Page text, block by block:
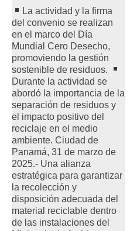
La actividad y la firma
del convenio se realizan
en el marco del Día
Mundial Cero Desecho,
promoviendo la gestión
sostenible de residuos.
Durante la actividad se
abordó la importancia de la
separación de residuos y
el impacto positivo del
reciclaje en el medio
ambiente. Ciudad de
Panamá, 31 de marzo de
2025.- Una alianza
estratégica para garantizar
la recolección y
disposición adecuada del
material reciclable dentro
de las instalaciones del